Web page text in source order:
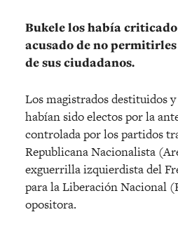
Bukele los había
acusado de no
de sus ciudadanos.
Los magistrados destituidos
habían sido electos por la
controlada por los partidos
Republicana Nacionalista
exguerrilla izquierdista del
para la Liberación Nacional
opositora.